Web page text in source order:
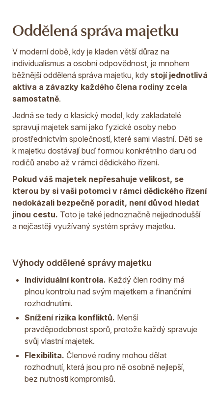
Oddělená správa majetku
V moderní době, kdy je kladen větší důraz na
individualismus a osobní odpovědnost, je mnohem
běžnější oddělená správa majetku, kdy stojí jednotlivá
aktiva a závazky každého člena rodiny zcela
samostatně.
Jedná se tedy o klasický model, kdy zakladatelé
spravují majetek sami jako fyzické osoby nebo
prostřednictvím společností, které sami vlastní. Děti se
k majetku dostávají buď formou konkrétního daru od
rodičů anebo až v rámci dědického řízení.
Pokud váš majetek nepřesahuje velikost, se
kterou by si vaši potomci v rámci dědického řízení
nedokázali bezpečně poradit, není důvod hledat
jinou cestu. Toto je také jednoznačně nejjednodušší
a nejčastěji využívaný systém správy majetku.
Výhody oddělené správy majetku
Individuální kontrola. Každý člen rodiny má
plnou kontrolu nad svým majetkem a finančními
rozhodnutími.
Snížení rizika konfliktů. Menší
pravděpodobnost sporů, protože každý spravuje
svůj vlastní majetek.
Flexibilita. Členové rodiny mohou dělat
rozhodnutí, která jsou pro ně osobně nejlepší,
bez nutnosti kompromisů.